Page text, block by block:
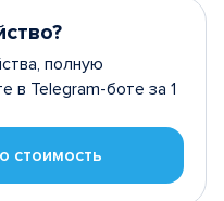
полную
в Telegram-боте за 1
стоимость